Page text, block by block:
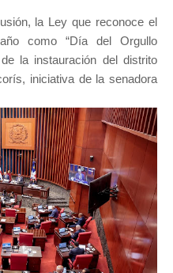
la Ley que reconoce el
como “Día del Orgullo
la instauración del distrito
iniciativa de la senadora